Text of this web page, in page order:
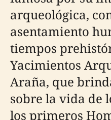
arqueológica,
asentamiento
tiempos
Yacimientos
Araña, que
sobre la vida de
los primeros